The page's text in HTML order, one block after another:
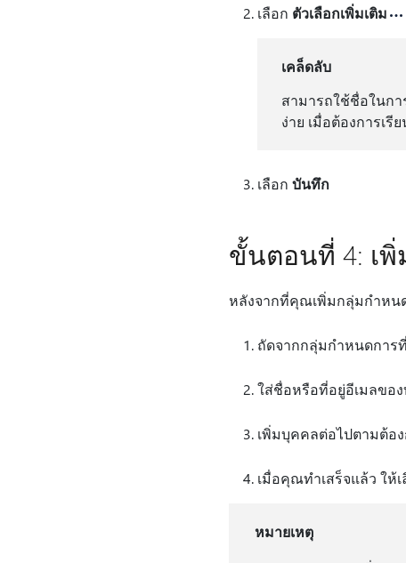
เลือก ตัวเลือกเพิ่มเติม
เคล็ดลับ
สามารถใช้ชื่อในกา
ง่าย เมื่อต้องการเรี
เลือก บันทึก
ขั้นตอนที่ 4: เ
หลังจากที่คุณเพิ่มกลุ่มกําหน
ถัดจากกลุ่มกําหนดการ
ใส่ชื่อหรือที่อยู่อีเมลขอ
เพิ่มบุคคลต่อไปตามต้อ
เมื่อคุณทําเสร็จแล้ว ให้
หมายเหตุ